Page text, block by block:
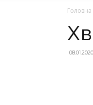
Головна
08.01.2020